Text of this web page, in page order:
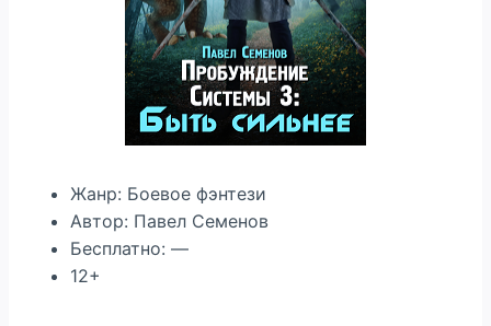
Жанр: Боевое фэнтези
Автор: Павел Семенов
Бесплатно: —
12+